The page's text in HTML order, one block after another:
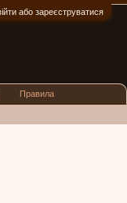
або зареєструватися
Правила